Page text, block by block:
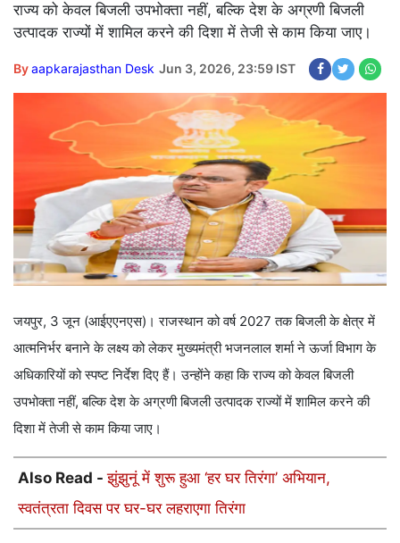
राज्य को केवल बिजली उपभोक्ता नहीं, बल्कि देश के अग्रणी बिजली
उत्पादक राज्यों में शामिल करने की दिशा में तेजी से काम किया जाए।
Byaapkarajasthan Desk Jun 3, 2026, 23:59 IST
जयपुर, 3 जून (आईएएनएस)। राजस्थान को वर्ष 2027 तक बिजली के क्षेत्र में
आत्मनिर्भर बनाने के लक्ष्य को लेकर मुख्यमंत्री भजनलाल शर्मा ने ऊर्जा विभाग के
अधिकारियों को स्पष्ट निर्देश दिए हैं। उन्होंने कहा कि राज्य को केवल बिजली
उपभोक्ता नहीं, बल्कि देश के अग्रणी बिजली उत्पादक राज्यों में शामिल करने की
दिशा में तेजी से काम किया जाए।
Also Read -झुंझुनूं में शुरू हुआ ‘हर घर तिरंगा’ अभियान,
स्वतंत्रता दिवस पर घर-घर लहराएगा तिरंगा